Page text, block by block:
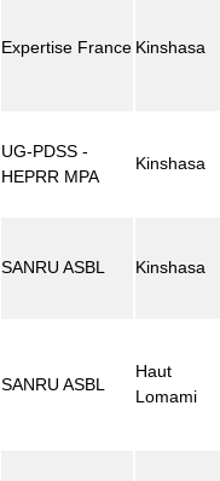
Expertise France Kinshasa
UG-PDSS -
HEPRR MPA
Kinshasa
SANRU ASBL Kinshasa
SANRU ASBL
Haut
Lomami